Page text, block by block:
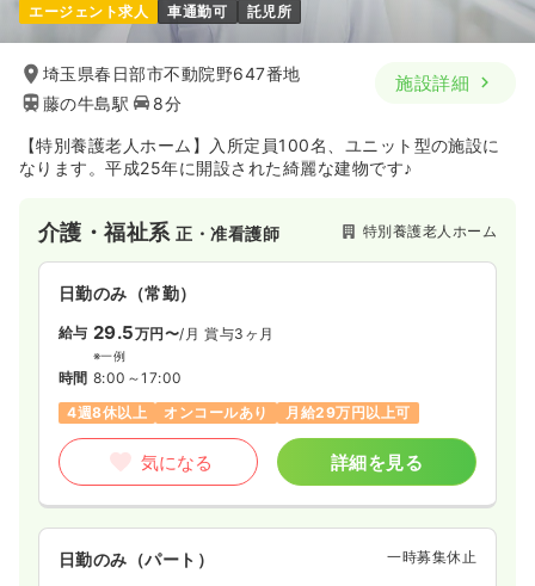
4週8休以上
ブランク可 月給30万円以上可
気になる 詳細を見る
その他正看護師 一般病院
23.6
時間 8:30～17:30
日祝休み
4週8休以上
オンコールあり
月給25万円以上可
気になる 詳細を見る
エージェント求人 車通勤可 託児所
埼玉県春日部市不動院野647番地
藤の牛島駅
8分
施設詳細
【特別養護老人ホーム】入所定員100名、ユニット型の施設に
なります。平成25年に開設された綺麗な建物です♪
介護・福祉系正・准看護師 特別養護老人ホーム
日勤のみ（常勤）
給与 29.5万円〜/月 賞与3ヶ月
※一例
時間 8:00～17:00
4週8休以上
オンコールあり 月給29万円以上可
気になる 詳細を見る
日勤のみ（パート） 一時募集休止